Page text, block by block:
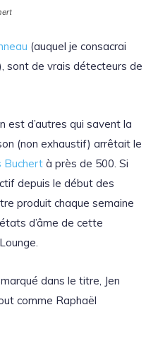
(auquel je consacrai
sont de vrais détecteurs de
est d’autres qui savent la
(non exhaustif) arrêtait le
Buchert à près de 500. Si
depuis le début des
produit chaque semaine
d’âme de cette
dans le titre, Jen
comme Raphaël